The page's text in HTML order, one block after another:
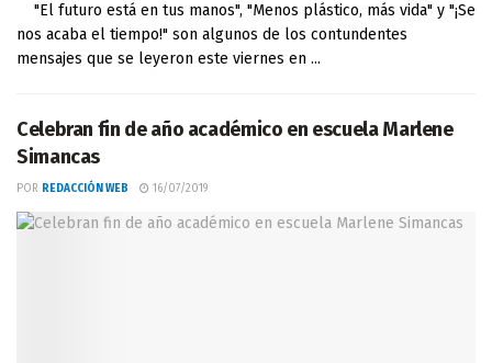
"El futuro está en tus manos", "Menos plástico, más vida" y "¡Se
nos acaba el tiempo!" son algunos de los contundentes
mensajes que se leyeron este viernes en ...
Celebran fin de año académico en escuela Marlene
Simancas
POR REDACCIÓN WEB 16/07/2019